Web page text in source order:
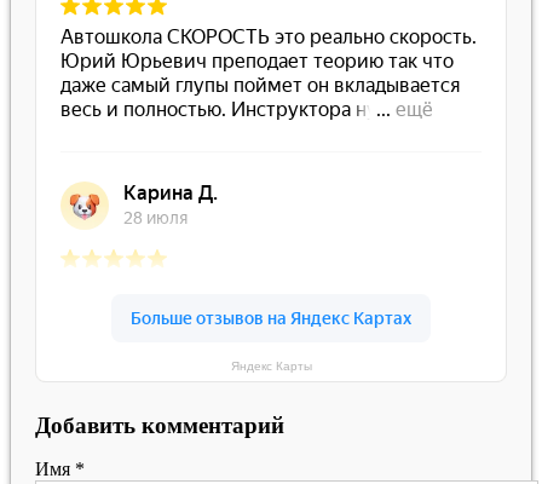
Яндекс Карты
Добавить комментарий
Имя *